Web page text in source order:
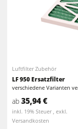
F4Solutions
Luftfilter Zubehör
LF 950 Ersatzfilter
verschiedene Varianten
ab 35,94 €
inkl. 19% Steuer , exkl.
Versandkosten